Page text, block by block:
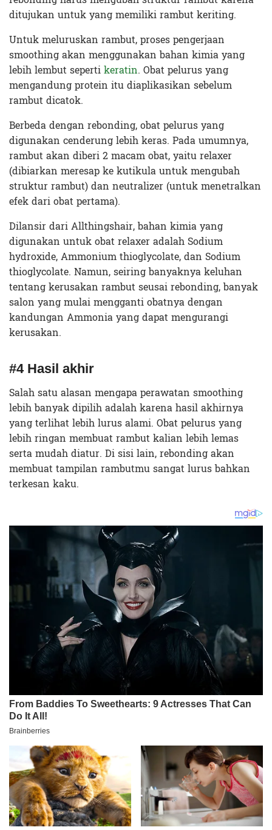
ditujukan untuk yang memiliki rambut keriting.
Untuk meluruskan rambut, proses pengerjaan
smoothing akan menggunakan bahan kimia yang
lebih lembut sepertikeratin. Obat pelurus yang
mengandung protein itu diaplikasikan sebelum
rambut dicatok.
Berbeda dengan rebonding, obat pelurus yang
digunakan cenderung lebih keras. Pada umumnya,
rambut akan diberi 2 macam obat, yaitu relaxer
(dibiarkan meresap ke kutikula untuk mengubah
struktur rambut) dan neutralizer (untuk menetralkan
efek dari obat pertama).
Dilansir dari Allthingshair, bahan kimia yang
digunakan untuk obat relaxer adalah Sodium
hydroxide, Ammonium thioglycolate, dan Sodium
thioglycolate. Namun, seiring banyaknya keluhan
tentang kerusakan rambut seusai rebonding, banyak
salon yang mulai mengganti obatnya dengan
kandungan Ammonia yang dapat mengurangi
kerusakan.
#4 Hasil akhir
Salah satu alasan mengapa perawatan smoothing
lebih banyak dipilih adalah karena hasil akhirnya
yang terlihat lebih lurus alami. Obat pelurus yang
lebih ringan membuat rambut kalian lebih lemas
serta mudah diatur. Di sisi lain, rebonding akan
membuat tampilan rambutmu sangat lurus bahkan
terkesan kaku.